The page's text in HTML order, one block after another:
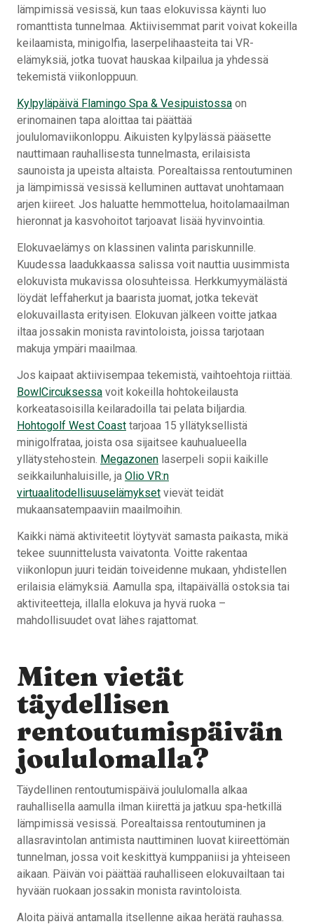
lämpimissä vesissä, kun taas elokuvissa käynti luo
romanttista tunnelmaa. Aktiivisemmat parit voivat kokeilla
keilaamista, minigolfia, laserpelihaasteita tai VR-
elämyksiä, jotka tuovat hauskaa kilpailua ja yhdessä
tekemistä viikonloppuun.
Kylpyläpäivä Flamingo Spa & Vesipuistossa on
erinomainen tapa aloittaa tai päättää
joululomaviikonloppu. Aikuisten kylpylässä pääsette
nauttimaan rauhallisesta tunnelmasta, erilaisista
saunoista ja upeista altaista. Porealtaissa rentoutuminen
ja lämpimissä vesissä kelluminen auttavat unohtamaan
arjen kiireet. Jos haluatte hemmottelua, hoitolamaailman
hieronnat ja kasvohoitot tarjoavat lisää hyvinvointia.
Elokuvaelämys on klassinen valinta pariskunnille.
Kuudessa laadukkaassa salissa voit nauttia uusimmista
elokuvista mukavissa olosuhteissa. Herkkumyymälästä
löydät leffaherkut ja baarista juomat, jotka tekevät
elokuvaillasta erityisen. Elokuvan jälkeen voitte jatkaa
iltaa jossakin monista ravintoloista, joissa tarjotaan
makuja ympäri maailmaa.
Jos kaipaat aktiivisempaa tekemistä, vaihtoehtoja riittää.
BowlCircuksessa voit kokeilla hohtokeilausta
korkeatasoisilla keilaradoilla tai pelata biljardia.
Hohtogolf West Coast tarjoaa 15 yllätyksellistä
minigolfrataa, joista osa sijaitsee kauhualueella
yllätystehostein. Megazonen laserpeli sopii kaikille
seikkailunhaluisille, ja Olio VR:n
virtuaalitodellisuuselämykset vievät teidät
mukaansatempaaviin maailmoihin.
Kaikki nämä aktiviteetit löytyvät samasta paikasta, mikä
tekee suunnittelusta vaivatonta. Voitte rakentaa
viikonlopun juuri teidän toiveidenne mukaan, yhdistellen
erilaisia elämyksiä. Aamulla spa, iltapäivällä ostoksia tai
aktiviteetteja, illalla elokuva ja hyvä ruoka –
mahdollisuudet ovat lähes rajattomat.
Miten vietät
täydellisen
rentoutumispäivän
joululomalla?
Täydellinen rentoutumispäivä joululomalla alkaa
rauhallisella aamulla ilman kiirettä ja jatkuu spa-hetkillä
lämpimissä vesissä. Porealtaissa rentoutuminen ja
allasravintolan antimista nauttiminen luovat kiireettömän
tunnelman, jossa voit keskittyä kumppaniisi ja yhteiseen
aikaan. Päivän voi päättää rauhalliseen elokuvailtaan tai
hyvään ruokaan jossakin monista ravintoloista.
Aloita päivä antamalla itsellenne aikaa herätä rauhassa.